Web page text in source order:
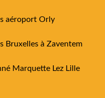
aéroport Orly
Bruxelles à Zaventem
Marquette Lez Lille